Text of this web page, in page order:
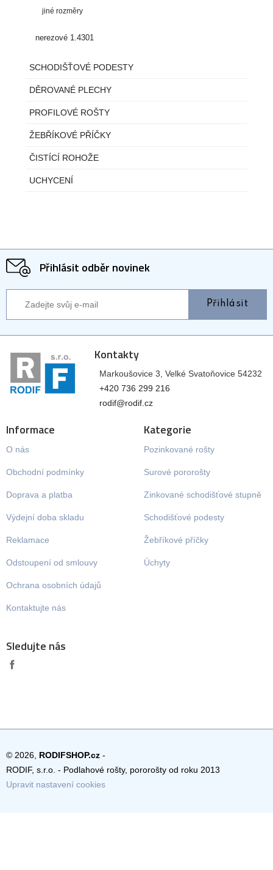
jiné rozměry
nerezové 1.4301
SCHODIŠŤOVÉ PODESTY
DĚROVANÉ PLECHY
PROFILOVÉ ROŠTY
ŽEBŘÍKOVÉ PŘÍČKY
ČISTÍCÍ ROHOŽE
UCHYCENÍ
Přihlásit odběr novinek
Přihlásit
Kontakty
Markoušovice 3, Velké Svatoňovice 54232
+420 736 299 216
rodif@rodif.cz
Informace
O nás
Obchodní podmínky
Doprava a platba
Výdejní doba skladu
Reklamace
Odstoupení od smlouvy
Ochrana osobních údajů
Kontaktujte nás
Kategorie
Pozinkované rošty
Surové pororošty
Zinkované schodišťové stupně
Schodišťové podesty
Žebříkové příčky
Úchyty
Sledujte nás
© 2026, RODIFSHOP.cz -
RODIF, s.r.o. - Podlahové rošty, pororošty od roku 2013
Upravit nastavení cookies